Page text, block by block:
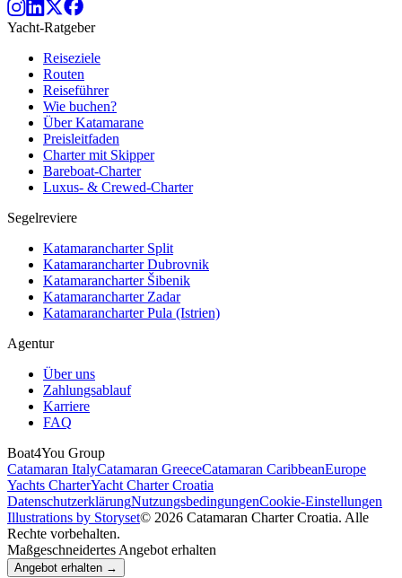
Yacht-Ratgeber
Reiseziele
Routen
Reiseführer
Wie buchen?
Über Katamarane
Preisleitfaden
Charter mit Skipper
Bareboat-Charter
Luxus- & Crewed-Charter
Segelreviere
Katamarancharter Split
Katamarancharter Dubrovnik
Katamarancharter Šibenik
Katamarancharter Zadar
Katamarancharter Pula (Istrien)
Agentur
Über uns
Zahlungsablauf
Karriere
FAQ
Boat4You Group
Catamaran ItalyCatamaran GreeceCatamaran CaribbeanEurope
Yachts CharterYacht Charter Croatia
DatenschutzerklärungNutzungsbedingungenCookie-Einstellungen
Illustrations by Storyset© 2026 Catamaran Charter Croatia. Alle
Rechte vorbehalten.
Maßgeschneidertes Angebot erhalten
Angebot erhalten →